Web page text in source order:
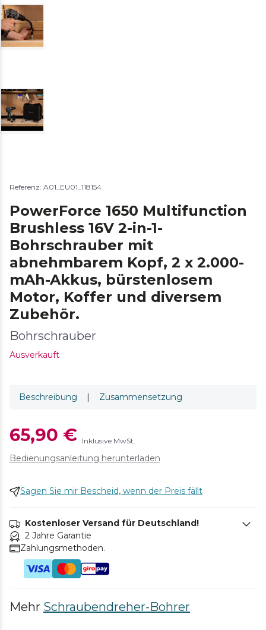
Referenz: A01_EU01_118154
PowerForce 1650 Multifunction
Brushless 16V 2-in-1-
Bohrschrauber mit
abnehmbarem Kopf, 2 x 2.000-
mAh-Akkus, bürstenlosem
Motor, Koffer und diversem
Zubehör.
Bohrschrauber
Ausverkauft
Beschreibung | Zusammensetzung
65,90 € Inklusive MwSt.
Bedienungsanleitung herunterladen
Sagen Sie mir Bescheid, wenn der Preis fällt
Kostenloser Versand für Deutschland!
2 Jahre Garantie
Zahlungsmethoden.
Mehr Schraubendreher-Bohrer